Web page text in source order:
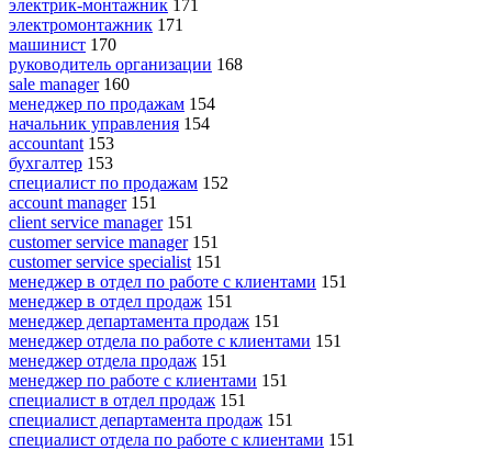
электрик-монтажник 171
электромонтажник 171
машинист 170
руководитель организации 168
sale manager 160
менеджер по продажам 154
начальник управления 154
accountant 153
бухгалтер 153
специалист по продажам 152
account manager 151
client service manager 151
customer service manager 151
customer service specialist 151
менеджер в отдел по работе с клиентами 151
менеджер в отдел продаж 151
менеджер департамента продаж 151
менеджер отдела по работе с клиентами 151
менеджер отдела продаж 151
менеджер по работе с клиентами 151
специалист в отдел продаж 151
специалист департамента продаж 151
специалист отдела по работе с клиентами 151